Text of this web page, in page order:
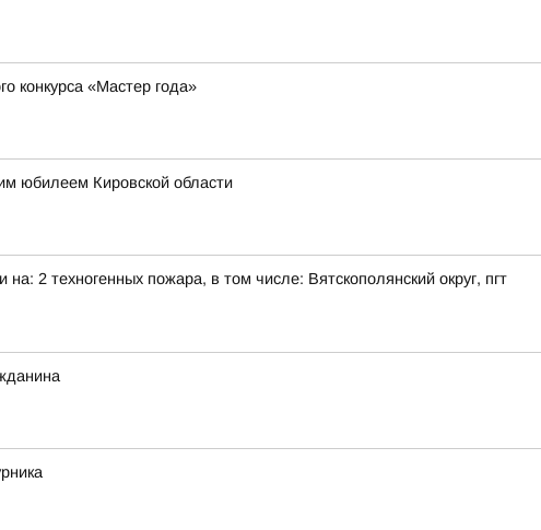
конкурса «Мастер года»
юбилеем Кировской области
2 техногенных пожара, в том числе: Вятскополянский округ, пгт